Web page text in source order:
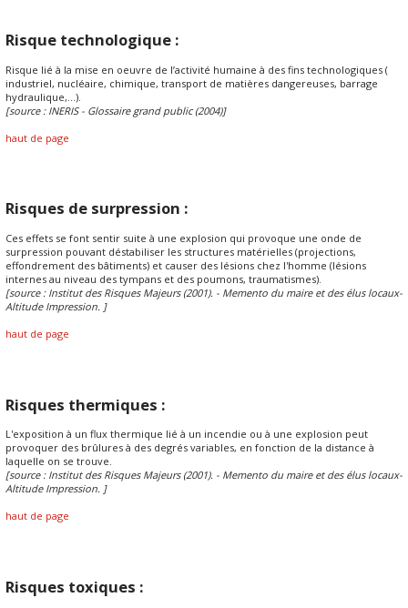
Risque technologique :
Risque lié à la mise en oeuvre de l’activité humaine à des fins technologiques (
industriel, nucléaire, chimique, transport de matières dangereuses, barrage
hydraulique,...).
[source : INERIS - Glossaire grand public (2004)]
haut de page
Risques de surpression :
Ces effets se font sentir suite à une explosion qui provoque une onde de
surpression pouvant déstabiliser les structures matérielles (projections,
effondrement des bâtiments) et causer des lésions chez l'homme (lésions
internes au niveau des tympans et des poumons, traumatismes).
[source : Institut des Risques Majeurs (2001). - Memento du maire et des élus locaux-
Altitude Impression. ]
haut de page
Risques thermiques :
L'exposition à un flux thermique lié à un incendie ou à une explosion peut
provoquer des brûlures à des degrés variables, en fonction de la distance à
laquelle on se trouve.
[source : Institut des Risques Majeurs (2001). - Memento du maire et des élus locaux-
Altitude Impression. ]
haut de page
Risques toxiques :